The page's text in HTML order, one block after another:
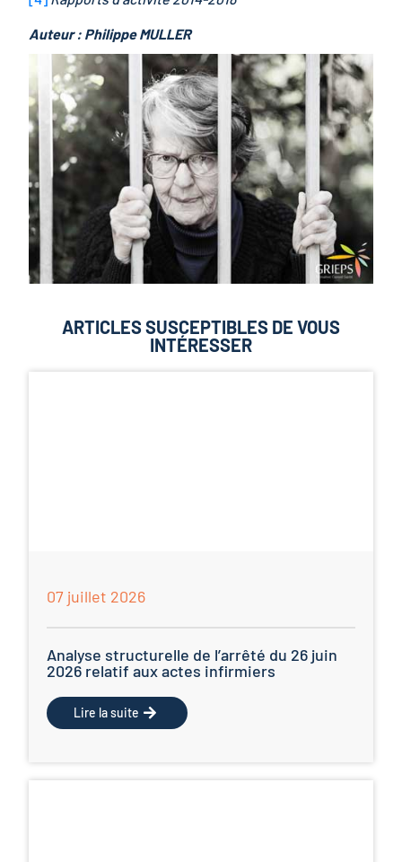
Auteur : Philippe MULLER
ARTICLES SUSCEPTIBLES DE VOUS
INTÉRESSER
07 juillet 2026
Analyse structurelle de l’arrêté du 26 juin
2026 relatif aux actes infirmiers
Lire la suite